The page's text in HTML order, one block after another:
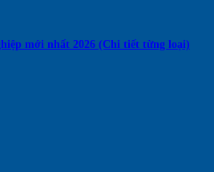
mới nhất 2026 (Chi tiết từng loại)